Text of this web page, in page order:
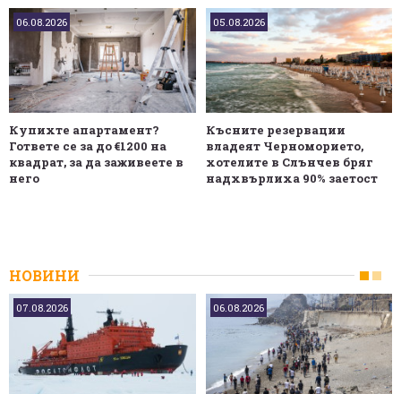
06.08.2026
Купихте апартамент?
Гответе се за до €1200 на
квадрат, за да заживеете в
него
05.08.2026
Късните резервации
владеят Черноморието,
хотелите в Слънчев бряг
надхвърлиха 90% заетост
НОВИНИ
07.08.2026 06.08.2026